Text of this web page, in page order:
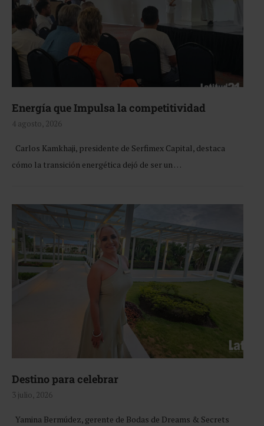
Energía que Impulsa la competitividad
4 agosto, 2026
Carlos Kamkhaji, presidente de Serfimex Capital, destaca
cómo la transición energética dejó de ser un …
Destino para celebrar
3 julio, 2026
Yamina Bermúdez, gerente de Bodas de Dreams & Secrets